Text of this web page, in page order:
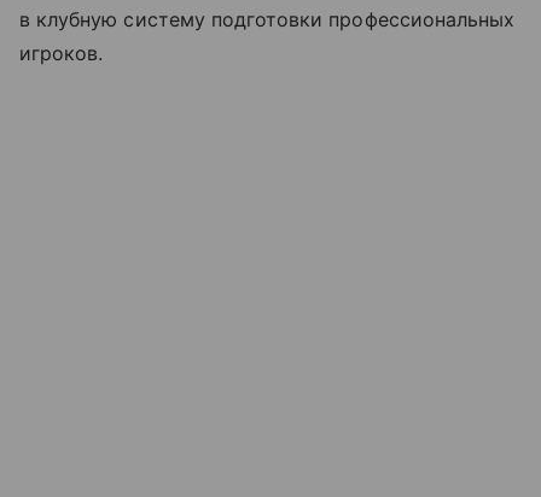
в клубную систему подготовки профессиональных
игроков.